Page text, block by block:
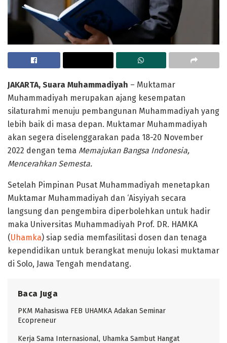
JAKARTA, Suara Muhammadiyah – Muktamar
Muhammadiyah merupakan ajang kesempatan
silaturahmi menuju pembangunan Muhammadiyah yang
lebih baik di masa depan. Muktamar Muhammadiyah
akan segera diselenggarakan pada 18-20 November
2022 dengan tema Memajukan Bangsa Indonesia,
Mencerahkan Semesta.
Setelah Pimpinan Pusat Muhammadiyah menetapkan
Muktamar Muhammadiyah dan ‘Aisyiyah secara
langsung dan pengembira diperbolehkan untuk hadir
maka Universitas Muhammadiyah Prof. DR. HAMKA
(Uhamka) siap sedia memfasilitasi dosen dan tenaga
kependidikan untuk berangkat menuju lokasi muktamar
di Solo, Jawa Tengah mendatang.
Baca Juga
PKM Mahasiswa FEB UHAMKA Adakan Seminar
Ecopreneur
Kerja Sama Internasional, Uhamka Sambut Hangat